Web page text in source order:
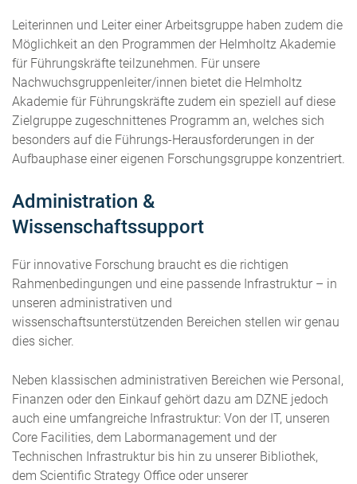
Leiterinnen und Leiter einer Arbeitsgruppe haben zudem die
Möglichkeit an den Programmen der Helmholtz Akademie
für Führungskräfte teilzunehmen. Für unsere
Nachwuchsgruppenleiter/innen bietet die Helmholtz
Akademie für Führungskräfte zudem ein speziell auf diese
Zielgruppe zugeschnittenes Programm an, welches sich
besonders auf die Führungs-Herausforderungen in der
Aufbauphase einer eigenen Forschungsgruppe konzentriert.
Administration &
Wissenschaftssupport
Für innovative Forschung braucht es die richtigen
Rahmenbedingungen und eine passende Infrastruktur – in
unseren administrativen und
wissenschaftsunterstützenden Bereichen stellen wir genau
dies sicher.
Neben klassischen administrativen Bereichen wie Personal,
Finanzen oder den Einkauf gehört dazu am DZNE jedoch
auch eine umfangreiche Infrastruktur: Von der IT, unseren
Core Facilities, dem Labormanagement und der
Technischen Infrastruktur bis hin zu unserer Bibliothek,
dem Scientific Strategy Office oder unserer